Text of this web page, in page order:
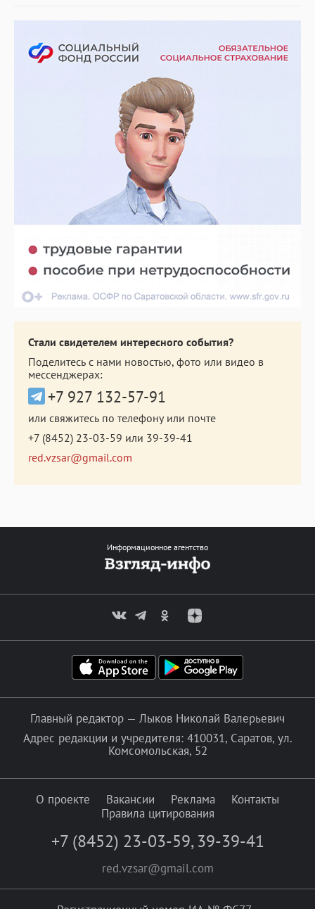
Стали свидетелем интересного события?
Поделитесь с нами новостью, фото или видео в
мессенджерах:
+7 927 132-57-91
или свяжитесь по телефону или почте
+7 (8452) 23-03-59 или 39-39-41
red.vzsar@gmail.com
Информационное агентство
Главный редактор — Лыков Николай Валерьевич
Адрес редакции и учредителя: 410031, Саратов, ул.
Комсомольская, 52
О проекте Вакансии Реклама
Контакты
Правила цитирования
+7 (8452) 23-03-59, 39-39-41
red.vzsar@gmail.com